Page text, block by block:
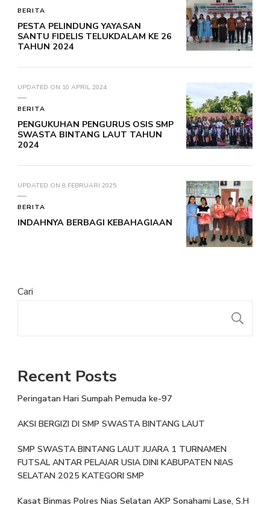
BERITA
PESTA PELINDUNG YAYASAN
SANTU FIDELIS TELUKDALAM KE 26
TAHUN 2024
UPDATED ON 10 APRIL 2024
BERITA
PENGUKUHAN PENGURUS OSIS SMP
SWASTA BINTANG LAUT TAHUN
2024
UPDATED ON 8 FEBRUARI 2025
BERITA
INDAHNYA BERBAGI KEBAHAGIAAN
Cari
Recent Posts
Peringatan Hari Sumpah Pemuda ke-97
AKSI BERGIZI DI SMP SWASTA BINTANG LAUT
SMP SWASTA BINTANG LAUT JUARA 1 TURNAMEN
FUTSAL ANTAR PELAJAR USIA DINI KABUPATEN NIAS
SELATAN 2025 KATEGORI SMP
Kasat Binmas Polres Nias Selatan AKP Sonahami Lase, S.H